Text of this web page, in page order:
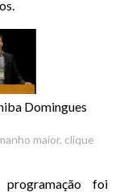
Domingues
maior, clique
foi